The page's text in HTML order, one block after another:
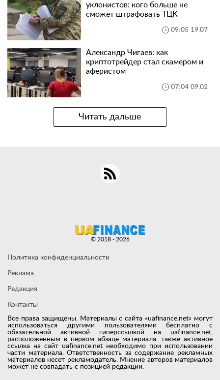
уклонистов: кого больше не
сможет штрафовать ТЦК
09:05 19.07
Александр Чигаев: как
криптотрейдер стал скамером и
аферистом
07:04 09.02
Читать дальше
Все права защищены. Материалы с сайта «uafinance.net» могут
использоваться другими пользователями бесплатно с
обязательной активной гиперссылкой на uafinance.net,
расположенным в первом абзаце материала. также активное
ссылка на сайт uafinance.net необходимо при использовании
части материала. Ответственность за содержание рекламных
материалов несет рекламодатель. Мнение авторов материалов
может не совпадать с позицией редакции.
Политика конфиденциальности
Реклама
Редакция
Контакты
© 2018 - 2026